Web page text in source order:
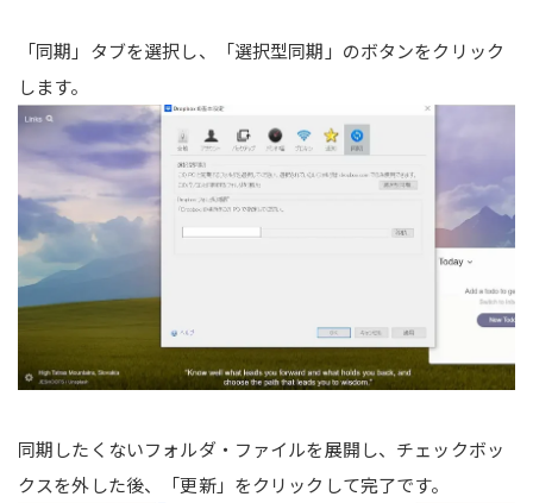
「同期」タブを選択し、「選択型同期」のボタンをクリック
します。
同期したくないフォルダ・ファイルを展開し、チェックボッ
クスを外した後、「更新」をクリックして完了です。